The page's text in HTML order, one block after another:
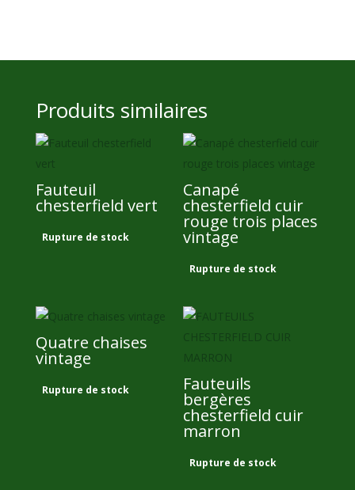
Produits similaires
Rupture de stock
Fauteuil
chesterfield vert
650,00€
Rupture de stock
Canapé
chesterfield cuir
rouge trois places
vintage
1 500,00€
Rupture de stock
Quatre chaises
vintage
800,00€
Rupture de stock
Fauteuils
bergères
chesterfield cuir
marron
2 000,00€